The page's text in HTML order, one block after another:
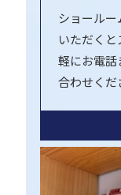
ショール
いただく
軽にお電
合わせくだ